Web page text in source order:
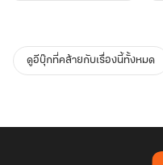
ดูอีบุ๊กที่คล้ายกับเรื่องนี้ทั้งหมด